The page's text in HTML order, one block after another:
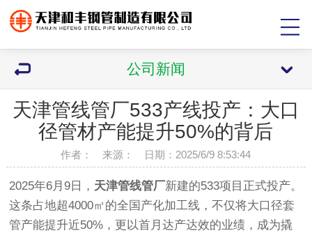
公司新闻
天津管线管厂533产线投产：大口
径管材产能提升50%的背后
作者： 来源： 日期：2025/6/9 8:53:44
2025年6月9日， 天津管线管厂新建的533项目正式投产。
这条占地超4000㎡的全国产化加工线，不仅将大口径套
管产能提升近50%，更以首月达产达效的业绩，成为撬